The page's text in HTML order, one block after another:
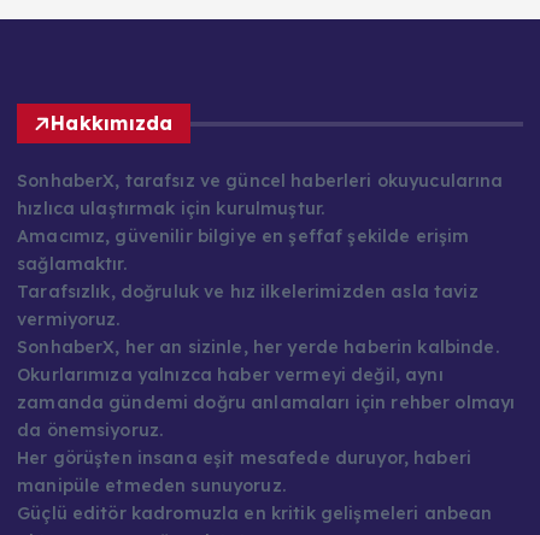
Hakkımızda
SonhaberX, tarafsız ve güncel haberleri okuyucularına
hızlıca ulaştırmak için kurulmuştur.
Amacımız, güvenilir bilgiye en şeffaf şekilde erişim
sağlamaktır.
Tarafsızlık, doğruluk ve hız ilkelerimizden asla taviz
vermiyoruz.
SonhaberX, her an sizinle, her yerde haberin kalbinde.
Okurlarımıza yalnızca haber vermeyi değil, aynı
zamanda gündemi doğru anlamaları için rehber olmayı
da önemsiyoruz.
Her görüşten insana eşit mesafede duruyor, haberi
manipüle etmeden sunuyoruz.
Güçlü editör kadromuzla en kritik gelişmeleri anbean